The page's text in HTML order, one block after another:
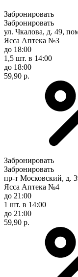
Забронировать
Забронировать
ул. Чкалова, д. 49,
Ясса Аптека №3
до 18:00
1,5 шт. в 14:00
до 18:00
59,90 р.
Забронировать
Забронировать
пр-т Московский, д.
Ясса Аптека №4
до 21:00
1 шт. в 14:00
до 21:00
59,90 р.